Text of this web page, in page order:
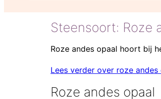
Steensoort: Roze
Roze andes opaal hoort bij
Lees verder over roze andes
Roze andes opaal